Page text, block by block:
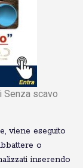
Senza scavo
viene eseguito
o
inserendo